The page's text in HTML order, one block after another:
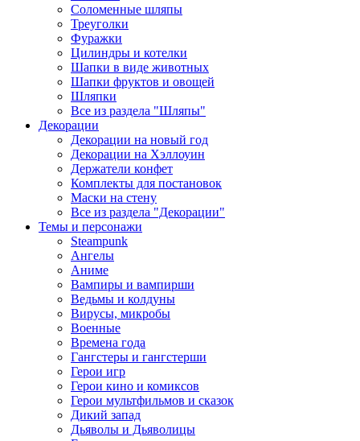
Соломенные шляпы
Треуголки
Фуражки
Цилиндры и котелки
Шапки в виде животных
Шапки фруктов и овощей
Шляпки
Все из раздела "Шляпы"
Декорации
Декорации на новый год
Декорации на Хэллоуин
Держатели конфет
Комплекты для постановок
Маски на стену
Все из раздела "Декорации"
Темы и персонажи
Steampunk
Ангелы
Аниме
Вампиры и вампирши
Ведьмы и колдуны
Вирусы, микробы
Военные
Времена года
Гангстеры и гангстерши
Герои игр
Герои кино и комиксов
Герои мультфильмов и сказок
Дикий запад
Дьяволы и Дьяволицы